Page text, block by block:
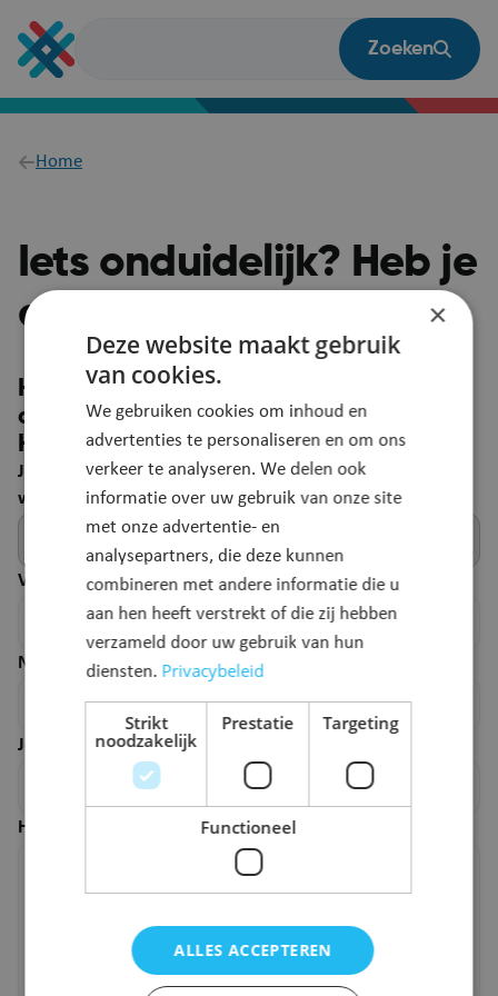
en
naar
inhoud
Zoeken
Breadcrumb
Home
Iets onduidelijk? Heb je
een vraag?
Heb je een suggestie om deze pagina
duidelijker te maken?
Heb je een vraag? Laat het ons weten!
Je feedback wordt automatisch gelinkt aan deze
webpagina.
Voornaam*
Naam
Je e-mailadres*
Hoe kunnen we deze pagina verbeteren?
×
Deze website maakt gebruik
van cookies.
We gebruiken cookies om inhoud en
advertenties te personaliseren en om ons
verkeer te analyseren. We delen ook
informatie over uw gebruik van onze site
met onze advertentie- en
analysepartners, die deze kunnen
combineren met andere informatie die u
aan hen heeft verstrekt of die zij hebben
verzameld door uw gebruik van hun
diensten. Privacybeleid
Strikt
noodzakelijk
Prestatie Targeting
Functioneel
ALLES ACCEPTEREN